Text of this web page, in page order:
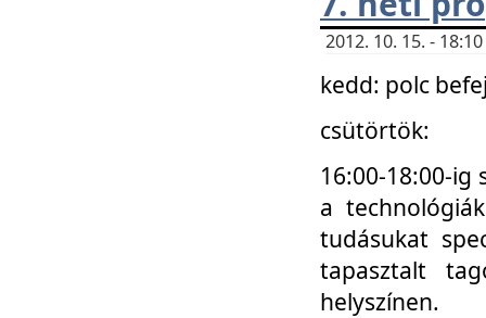
2012. 10. 15. -
kedd: polc
csütörtök:
16:00-18:00-
a
tudásukat
tapasztalt
helyszínen.